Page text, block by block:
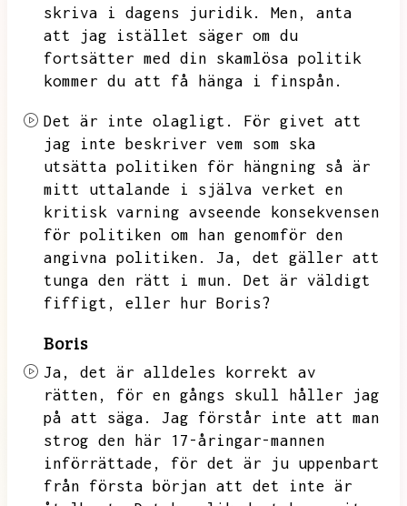
skriva i dagens juridik.
Men,
anta
att jag istället säger om du
fortsätter med din skamlösa politik
kommer du att få hänga i finspån.
Det är inte olagligt.
För givet att
jag inte beskriver vem som ska
utsätta politiken för hängning så är
mitt uttalande i själva verket en
kritisk varning avseende konsekvensen
för politiken om han genomför den
angivna politiken.
Ja,
det gäller att
tunga den rätt i mun.
Det är väldigt
fiffigt,
eller hur Boris?
Boris
Ja,
det är alldeles korrekt av
rätten,
för en gångs skull håller jag
på att säga.
Jag förstår inte att man
strog den här 17-åringar-mannen
införrättade,
för det är ju uppenbart
från första början att det inte är